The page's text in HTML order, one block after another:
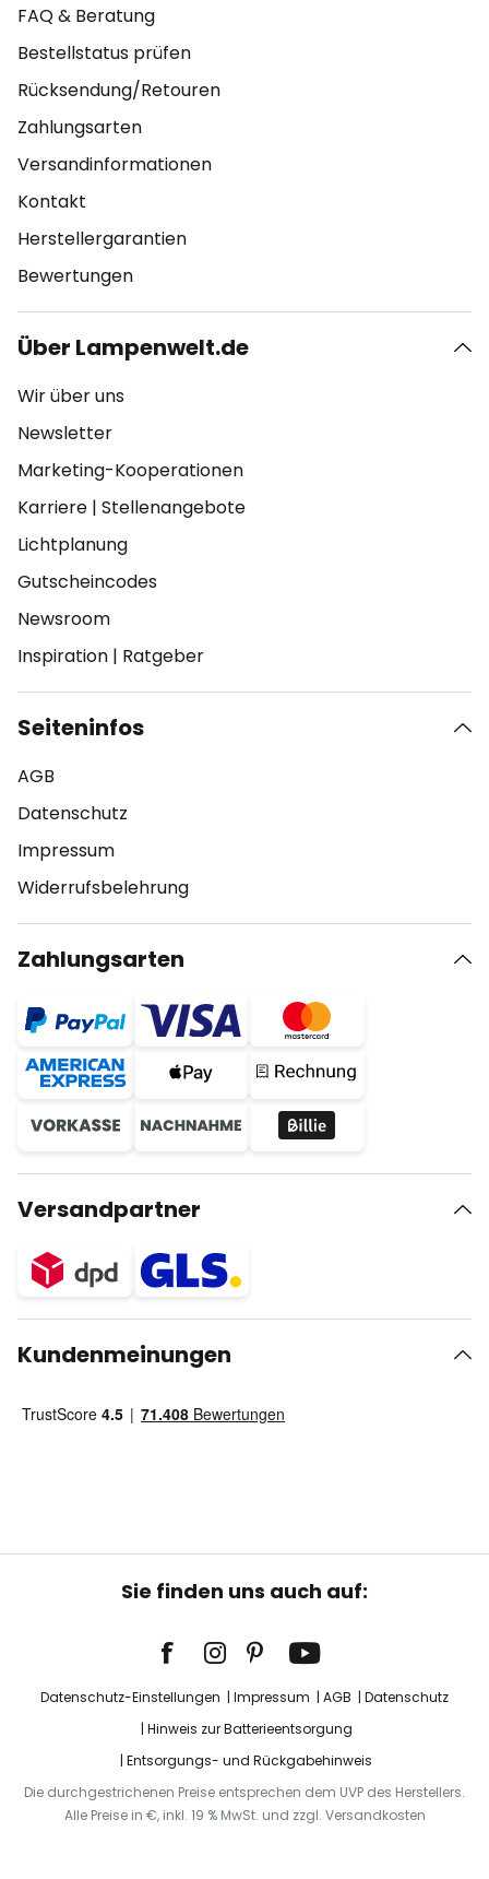
FAQ & Beratung
Bestellstatus prüfen
Rücksendung/Retouren
Zahlungsarten
Versandinformationen
Kontakt
Herstellergarantien
Bewertungen
Über Lampenwelt.de
Wir über uns
Newsletter
Marketing-Kooperationen
Karriere | Stellenangebote
Lichtplanung
Gutscheincodes
Newsroom
Inspiration | Ratgeber
Seiteninfos
AGB
Datenschutz
Impressum
Widerrufsbelehrung
Zahlungsarten
Versandpartner
Kundenmeinungen
Sie finden uns auch auf:
Datenschutz-Einstellungen Impressum AGB
Datenschutz
Hinweis zur Batterieentsorgung
Entsorgungs- und Rückgabehinweis
Die durchgestrichenen Preise entsprechen dem UVP des Herstellers.
Alle Preise in €, inkl. 19 % MwSt. und zzgl. Versandkosten